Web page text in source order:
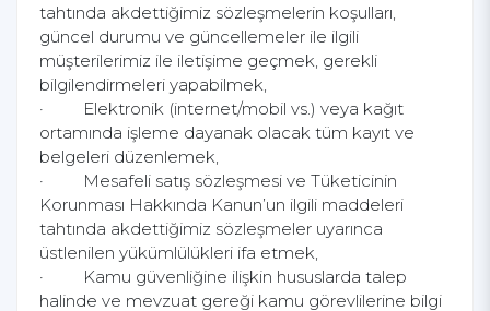
tahtında akdettiğimiz sözleşmelerin koşulları,
güncel durumu ve güncellemeler ile ilgili
müşterilerimiz ile iletişime geçmek, gerekli
bilgilendirmeleri yapabilmek,
· Elektronik (internet/mobil vs.) veya kağıt
ortamında işleme dayanak olacak tüm kayıt ve
belgeleri düzenlemek,
· Mesafeli satış sözleşmesi ve Tüketicinin
Korunması Hakkında Kanun’un ilgili maddeleri
tahtında akdettiğimiz sözleşmeler uyarınca
üstlenilen yükümlülükleri ifa etmek,
· Kamu güvenliğine ilişkin hususlarda talep
halinde ve mevzuat gereği kamu görevlilerine bilgi